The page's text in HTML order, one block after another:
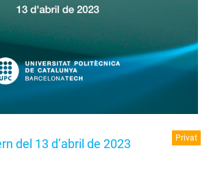
del 13 d’abril de 2023 Privat